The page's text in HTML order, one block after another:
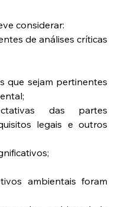
considerar:
de análises críticas
que sejam pertinentes
das partes
legais e outros
ambientais foram